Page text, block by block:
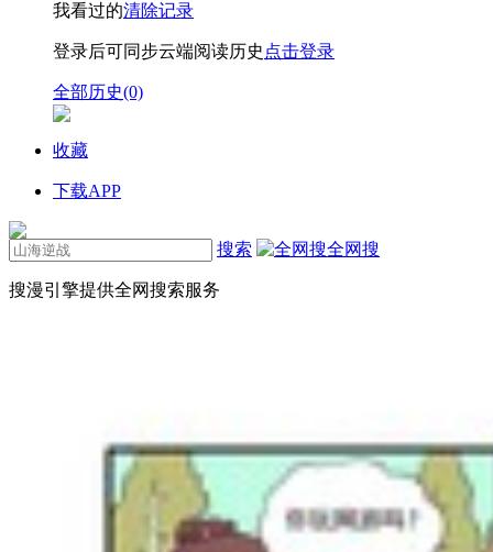
我看过的清除记录
登录后可同步云端阅读历史 点击登录
全部历史(0)
收藏
下载APP
搜索 全网搜
搜漫引擎提供全网搜索服务